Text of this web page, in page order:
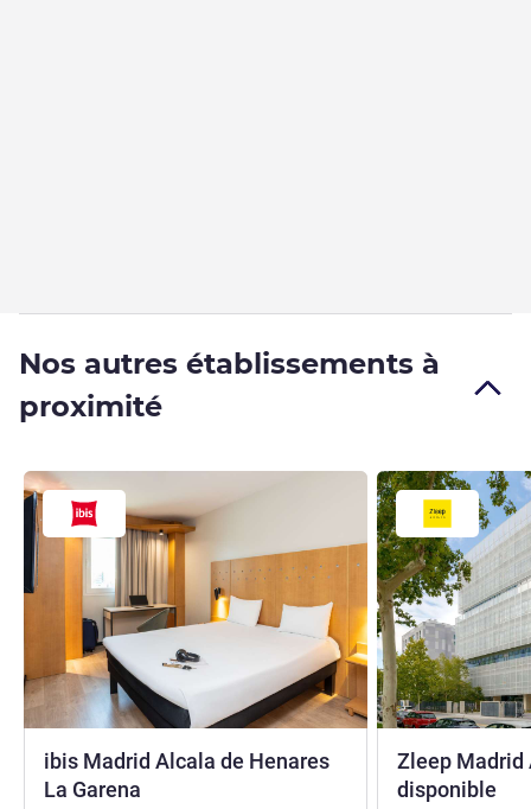
Nos autres établissements à
proximité
ibis Madrid Alcala de Henares
La Garena
Zleep Madrid
disponible